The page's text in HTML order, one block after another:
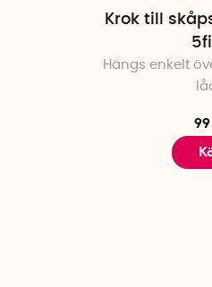
Krok till
Hängs enkelt